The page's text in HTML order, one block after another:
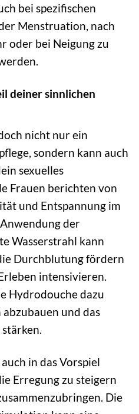
bei spezifischen
Menstruation, nach
oder bei Neigung zu
deiner sinnlichen
nicht nur ein
sondern kann auch
sexuelles
Frauen berichten von
und Entspannung im
der
Wasserstrahl kann
Durchblutung fördern
intensivieren.
Hydrodouche dazu
und das
in das Vorspiel
Erregung zu steigern
Die